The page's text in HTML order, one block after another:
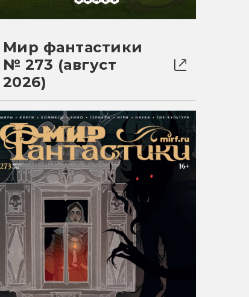
Мир фантастики
№ 273 (август
2026)